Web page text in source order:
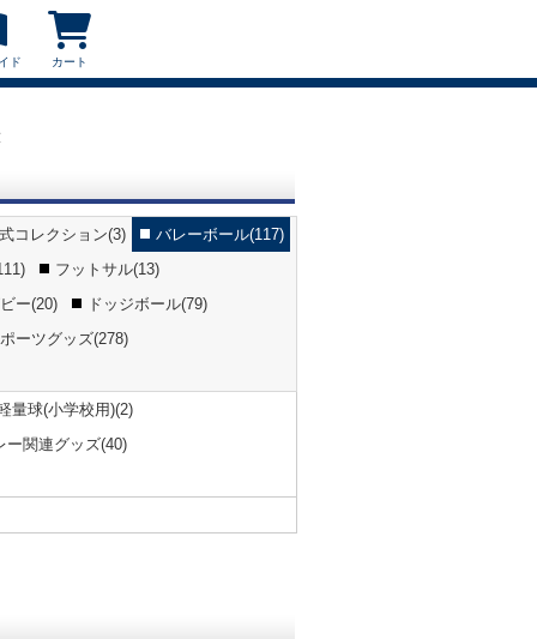
ド カート
コレクション(3)
バレーボール(117)
フットサル(13)
ー(20)
ドッジボール(79)
ーツグッズ(278)
量球(小学校用)(2)
ー関連グッズ(40)